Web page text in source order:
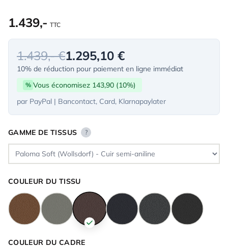
1.439,- TTC
1.439,- €1.295,10 €
10% de réduction pour paiement en ligne immédiat
% Vous économisez 143,90 (10%)
par PayPal | Bancontact, Card, Klarnapaylater
GAMME DE TISSUS ?
COULEUR DU TISSU
COULEUR DU CADRE